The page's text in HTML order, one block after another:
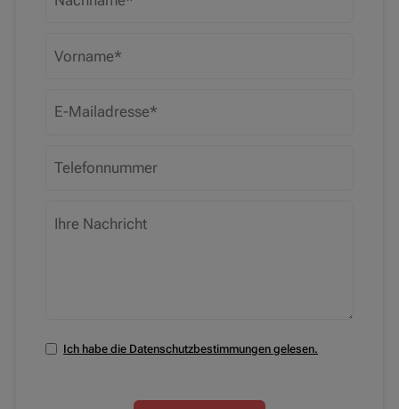
Ich habe die Datenschutzbestimmungen gelesen.